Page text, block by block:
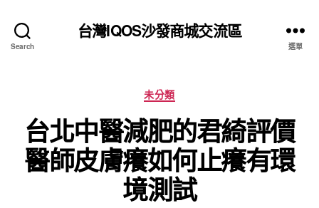
Search
台灣IQOS沙發商城交流區
選單
分
類
未分類
台北中醫減肥的君綺評價
醫師皮膚癢如何止癢有環
境測試